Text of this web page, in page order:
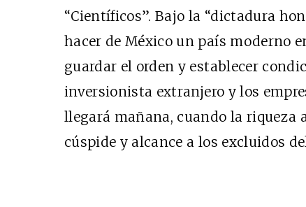
“Científicos”. Bajo la “dictadura
hacer de México un país moderno
guardar el orden y establecer
inversionista extranjero y los
llegará mañana, cuando la riqueza
cúspide y alcance a los excluidos